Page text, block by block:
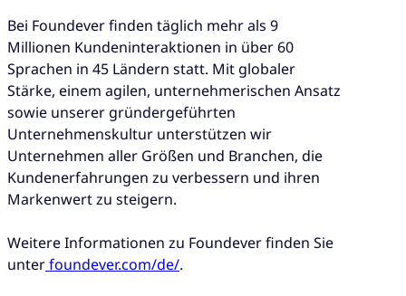
Bei Foundever finden täglich mehr als 9
Millionen Kundeninteraktionen in über 60
Sprachen in 45 Ländern statt. Mit globaler
Stärke, einem agilen, unternehmerischen Ansatz
sowie unserer gründergeführten
Unternehmenskultur unterstützen wir
Unternehmen aller Größen und Branchen, die
Kundenerfahrungen zu verbessern und ihren
Markenwert zu steigern.
Weitere Informationen zu Foundever finden Sie
unterfoundever.com/de/.